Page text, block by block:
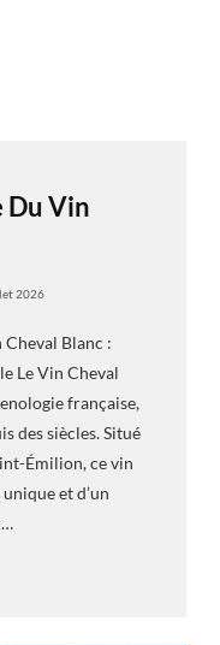
Du Vin
2026
Blanc :
Le Vin Cheval
française,
des siècles. Situé
Émilion, ce vin
et d’un